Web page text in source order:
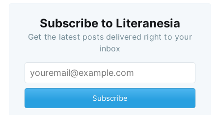
Subscribe to Literanesia
Get the latest posts delivered right to your
inbox
Subscribe
Subscribe